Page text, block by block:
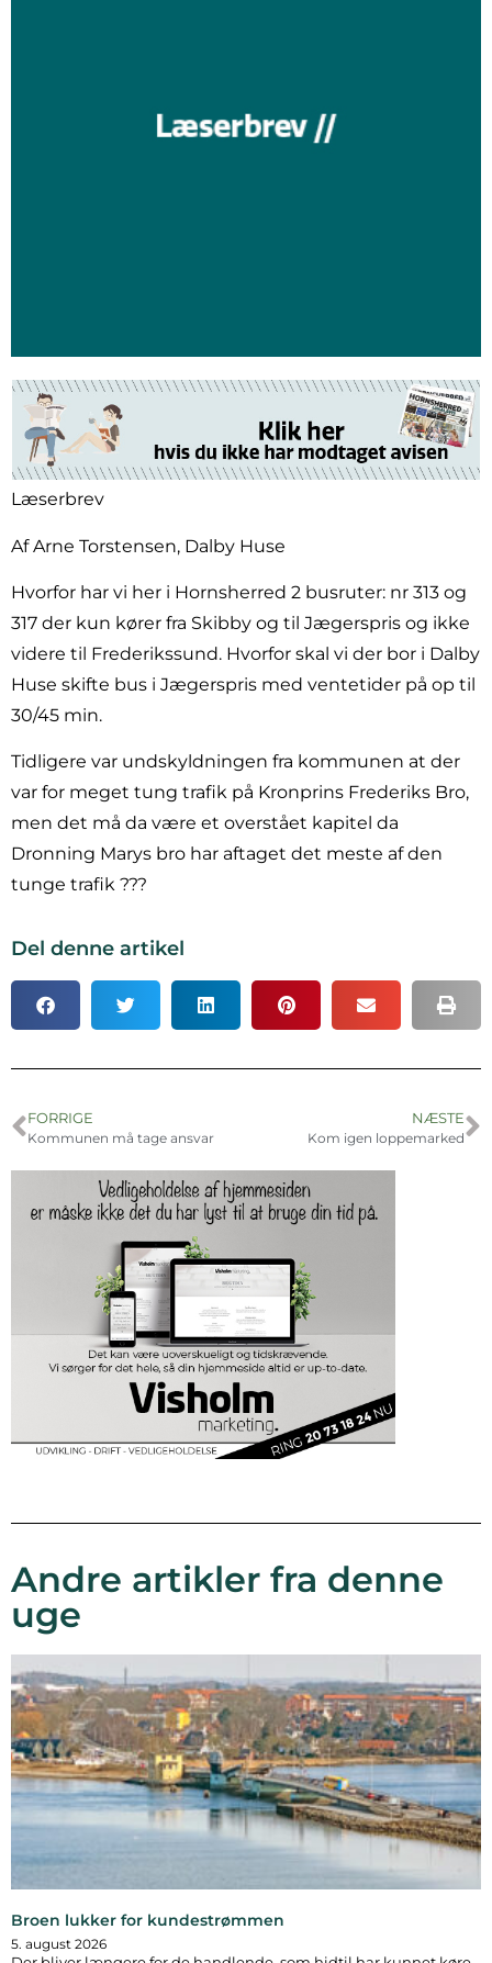
Læserbrev
Af Arne Torstensen, Dalby Huse
Hvorfor har vi her i Hornsherred 2 busruter: nr 313 og
317 der kun kører fra Skibby og til Jægerspris og ikke
videre til Frederikssund. Hvorfor skal vi der bor i Dalby
Huse skifte bus i Jægerspris med ventetider på op til
30/45 min.
Tidligere var undskyldningen fra kommunen at der
var for meget tung trafik på Kronprins Frederiks Bro,
men det må da være et overstået kapitel da
Dronning Marys bro har aftaget det meste af den
tunge trafik ???
Del denne artikel
FORRIGE
Kommunen må tage ansvar
NÆSTE
Kom igen loppemarked
Andre artikler fra denne
uge
Broen lukker for kundestrømmen
5. august 2026